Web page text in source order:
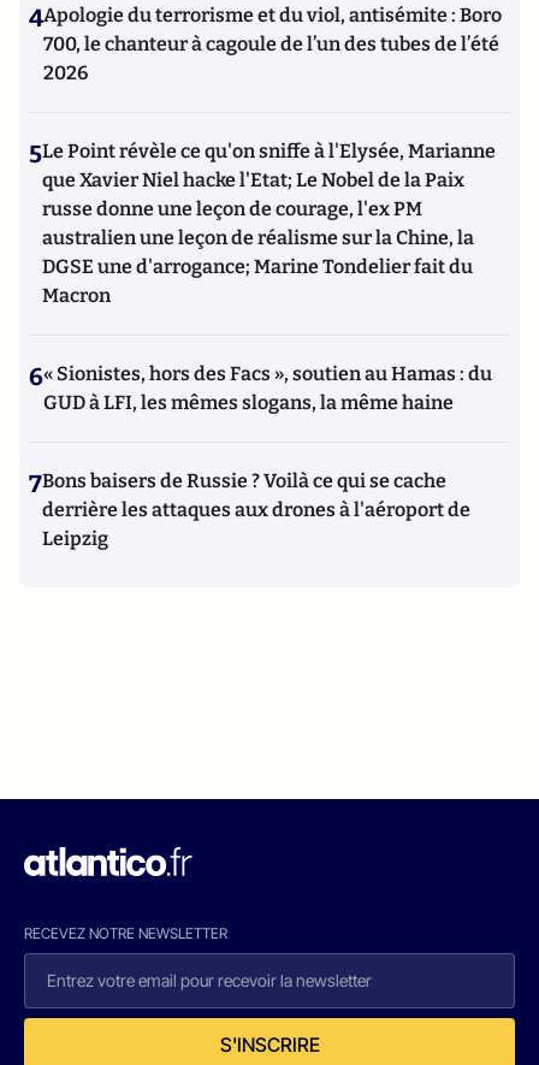
4Apologie du terrorisme et du viol, antisémite : Boro
700, le chanteur à cagoule de l’un des tubes de l’été
2026
5Le Point révèle ce qu'on sniffe à l'Elysée, Marianne
que Xavier Niel hacke l'Etat; Le Nobel de la Paix
russe donne une leçon de courage, l'ex PM
australien une leçon de réalisme sur la Chine, la
DGSE une d'arrogance; Marine Tondelier fait du
Macron
6« Sionistes, hors des Facs », soutien au Hamas : du
GUD à LFI, les mêmes slogans, la même haine
7Bons baisers de Russie ? Voilà ce qui se cache
derrière les attaques aux drones à l'aéroport de
Leipzig
RECEVEZ NOTRE NEWSLETTER
S'INSCRIRE